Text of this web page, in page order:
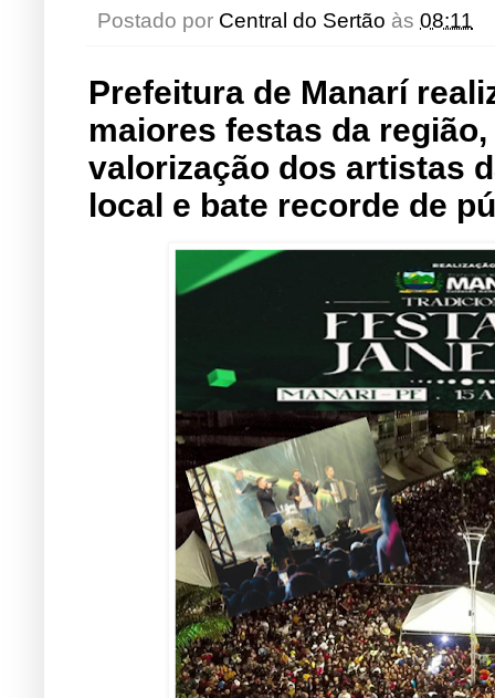
Postado por Central do Sertão às 08:11
Prefeitura de Manarí
maiores festas da
valorização dos artistas
local e bate recorde de